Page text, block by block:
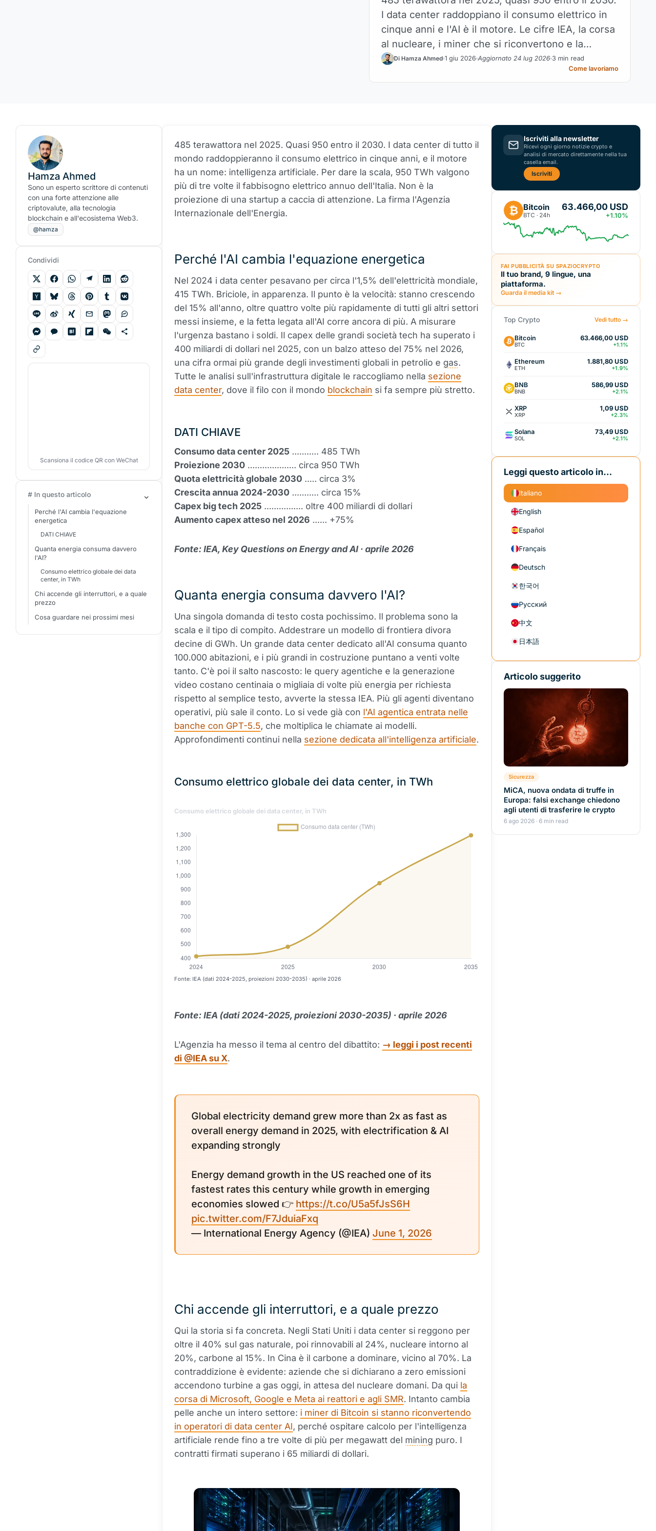
I data center raddoppiano il consumo elettrico in
cinque anni e l'AI è il motore. Le cifre IEA, la corsa
al nucleare, i miner che si riconvertono e la
domanda vera: chi controlla la potenza.
Di Hamza Ahmed 1 giu 2026 Aggiornato 24 lug 2026 3 min read
Come lavoriamo
485 terawattora nel 2025. Quasi 950 entro il 2030. I data center di tutto il
mondo raddoppieranno il consumo elettrico in cinque anni, e il motore
ha un nome: intelligenza artificiale. Per dare la scala, 950 TWh valgono
più di tre volte il fabbisogno elettrico annuo dell'Italia. Non è la
proiezione di una startup a caccia di attenzione. La firma l'Agenzia
Internazionale dell'Energia.
Perché l'AI cambia l'equazione energetica
Nel 2024 i data center pesavano per circa l'1,5% dell'elettricità mondiale,
415 TWh. Briciole, in apparenza. Il punto è la velocità: stanno crescendo
del 15% all'anno, oltre quattro volte più rapidamente di tutti gli altri settori
messi insieme, e la fetta legata all'AI corre ancora di più. A misurare
l'urgenza bastano i soldi. Il capex delle grandi società tech ha superato i
400 miliardi di dollari nel 2025, con un balzo atteso del 75% nel 2026,
una cifra ormai più grande degli investimenti globali in petrolio e gas.
Tutte le analisi sull'infrastruttura digitale le raccogliamo nella sezione
data center, dove il filo con il mondo blockchain si fa sempre più stretto.
DATI CHIAVE
Consumo data center 2025 ........... 485 TWh
Proiezione 2030 .................... circa 950 TWh
Quota elettricità globale 2030 ..... circa 3%
Crescita annua 2024-2030 ........... circa 15%
Capex big tech 2025 ................ oltre 400 miliardi di dollari
Aumento capex atteso nel 2026 ...... +75%
Fonte: IEA, Key Questions on Energy and AI · aprile 2026
Quanta energia consuma davvero l'AI?
Una singola domanda di testo costa pochissimo. Il problema sono la
scala e il tipo di compito. Addestrare un modello di frontiera divora
decine di GWh. Un grande data center dedicato all'AI consuma quanto
100.000 abitazioni, e i più grandi in costruzione puntano a venti volte
tanto. C'è poi il salto nascosto: le query agentiche e la generazione
video costano centinaia o migliaia di volte più energia per richiesta
rispetto al semplice testo, avverte la stessa IEA. Più gli agenti diventano
operativi, più sale il conto. Lo si vede già con l'AI agentica entrata nelle
banche con GPT-5.5, che moltiplica le chiamate ai modelli.
Approfondimenti continui nella sezione dedicata all'intelligenza artificiale.
Consumo elettrico globale dei data center, in TWh
Consumo elettrico globale dei data center, in TWh
Fonte: IEA (dati 2024-2025, proiezioni 2030-2035) · aprile 2026
Fonte: IEA (dati 2024-2025, proiezioni 2030-2035) · aprile 2026
L'Agenzia ha messo il tema al centro del dibattito: → leggi i post recenti
di @IEA su X.
Global electricity demand grew more than 2x as fast as
overall energy demand in 2025, with electrification & AI
expanding strongly
Energy demand growth in the US reached one of its
fastest rates this century while growth in emerging
economies slowed 👉 https://t.co/U5a5fJsS6H
pic.twitter.com/F7JduiaFxq
— International Energy Agency (@IEA) June 1, 2026
Chi accende gli interruttori, e a quale prezzo
Qui la storia si fa concreta. Negli Stati Uniti i data center si reggono per
oltre il 40% sul gas naturale, poi rinnovabili al 24%, nucleare intorno al
20%, carbone al 15%. In Cina è il carbone a dominare, vicino al 70%. La
contraddizione è evidente: aziende che si dichiarano a zero emissioni
accendono turbine a gas oggi, in attesa del nucleare domani. Da qui la
corsa di Microsoft, Google e Meta ai reattori e agli SMR. Intanto cambia
pelle anche un intero settore: i miner di Bitcoin si stanno riconvertendo
in operatori di data center AI, perché ospitare calcolo per l'intelligenza
artificiale rende fino a tre volte di più per megawatt del mining puro. I
contratti firmati superano i 65 miliardi di dollari.
Hamza Ahmed
Sono un esperto scrittore di contenuti
con una forte attenzione alle
criptovalute, alla tecnologia
blockchain e all'ecosistema Web3.
@hamza
Condividi
Scansiona il codice QR con WeChat
# In questo articolo
Perché l'AI cambia l'equazione
energetica
DATI CHIAVE
Quanta energia consuma davvero
l'AI?
Consumo elettrico globale dei data
center, in TWh
Chi accende gli interruttori, e a quale
prezzo
Cosa guardare nei prossimi mesi
Iscriviti alla newsletter
Ricevi ogni giorno notizie crypto e
analisi di mercato direttamente nella tua
casella email.
Iscriviti
₿ Bitcoin
BTC · 24h
63.466,00 USD
+1.10%
FAI PUBBLICITÀ SU SPAZIOCRYPTO
Il tuo brand, 9 lingue, una
piattaforma.
Guarda il media kit →
Top Crypto Vedi tutto →
Bitcoin
BTC
63.466,00 USD
+1.1%
Ethereum
ETH
1.881,80 USD
+1.9%
BNB
BNB
586,99 USD
+2.1%
XRP
XRP
1,09 USD
+2.3%
Solana
SOL
73,49 USD
+2.1%
Leggi questo articolo in...
Italiano
English
Español
Français
Deutsch
한국어
Русский
中文
日本語
Articolo suggerito
Sicurezza
MiCA, nuova ondata di truffe in
Europa: falsi exchange chiedono
agli utenti di trasferire le crypto
6 ago 2026 · 6 min read